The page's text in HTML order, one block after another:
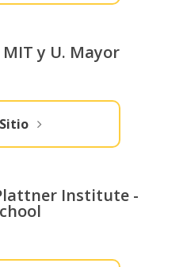
y U. Mayor
Institute -